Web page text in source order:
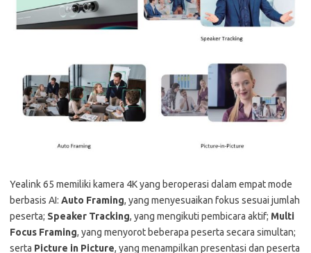
Yealink 65 memiliki kamera 4K yang beroperasi dalam empat mode
berbasis AI: Auto Framing, yang menyesuaikan fokus sesuai jumlah
peserta; Speaker Tracking, yang mengikuti pembicara aktif; Multi
Focus Framing, yang menyorot beberapa peserta secara simultan;
serta Picture in Picture, yang menampilkan presentasi dan peserta